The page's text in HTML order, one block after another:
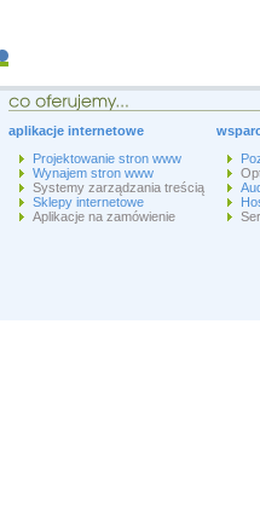
aplikacje internetowe
Projektowanie stron www
Wynajem stron www
Systemy zarządzania treścią
Sklepy internetowe
Aplikacje na zamówienie